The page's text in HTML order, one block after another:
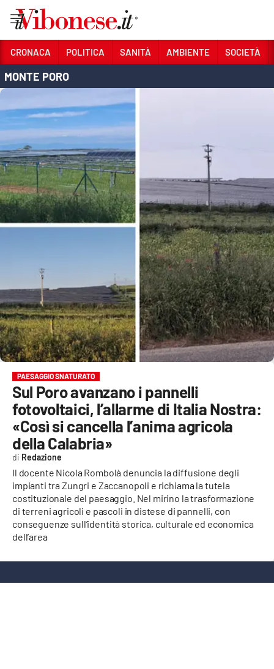
Sezioni
POLITICA
SANITÀ
AMBIENTE
SOCIETÀ
CULTURA
EVENTI
SPORT
Streaming
LAC TV
LAC NETWORK
LAC ONAIR
LaC
Network
LACPLAY.IT
LACTV.IT
LACONAIR.IT
LACITYMAG.IT
CRONACA POLITICA SANITÀ AMBIENTE SOCIETÀ
MONTE PORO
PAESAGGIO SNATURATO
Sul Poro avanzano i pannelli
fotovoltaici, l’allarme di Italia Nostra:
«Così si cancella l’anima agricola
della Calabria»
Il docente Nicola Rombolà denuncia la diffusione degli
impianti tra Zungri e Zaccanopoli e richiama la tutela
costituzionale del paesaggio. Nel mirino la trasformazione
di terreni agricoli e pascoli in distese di pannelli, con
conseguenze sull’identità storica, culturale ed economica
dell’area
Redazione